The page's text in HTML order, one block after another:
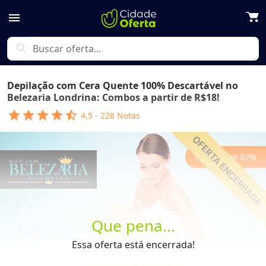
menu
search
Que pena...
Essa oferta está encerrada!
Depilação com Cera Quente 100% Descartável no
Belezaria Londrina: Combos a partir de R$18!
starstarstarstarstar_half 4,5 - 228 Notas
Economize 62%